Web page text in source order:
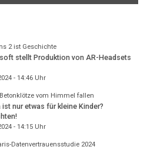
2 ist Geschichte
stellt Produktion von AR-Headsets
- 14:46Uhr
vom Himmel fallen
ist nur etwas für kleine Kinder?
- 14:15Uhr
Datenvertrauensstudie 2024